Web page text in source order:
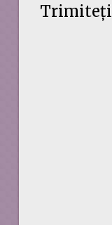
Trimiteți